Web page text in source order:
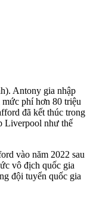
Antony gia nhập
phí hơn 80 triệu
đã kết thúc trong
Liverpool như thế
vào năm 2022 sau
vô địch quốc gia
đội tuyển quốc gia